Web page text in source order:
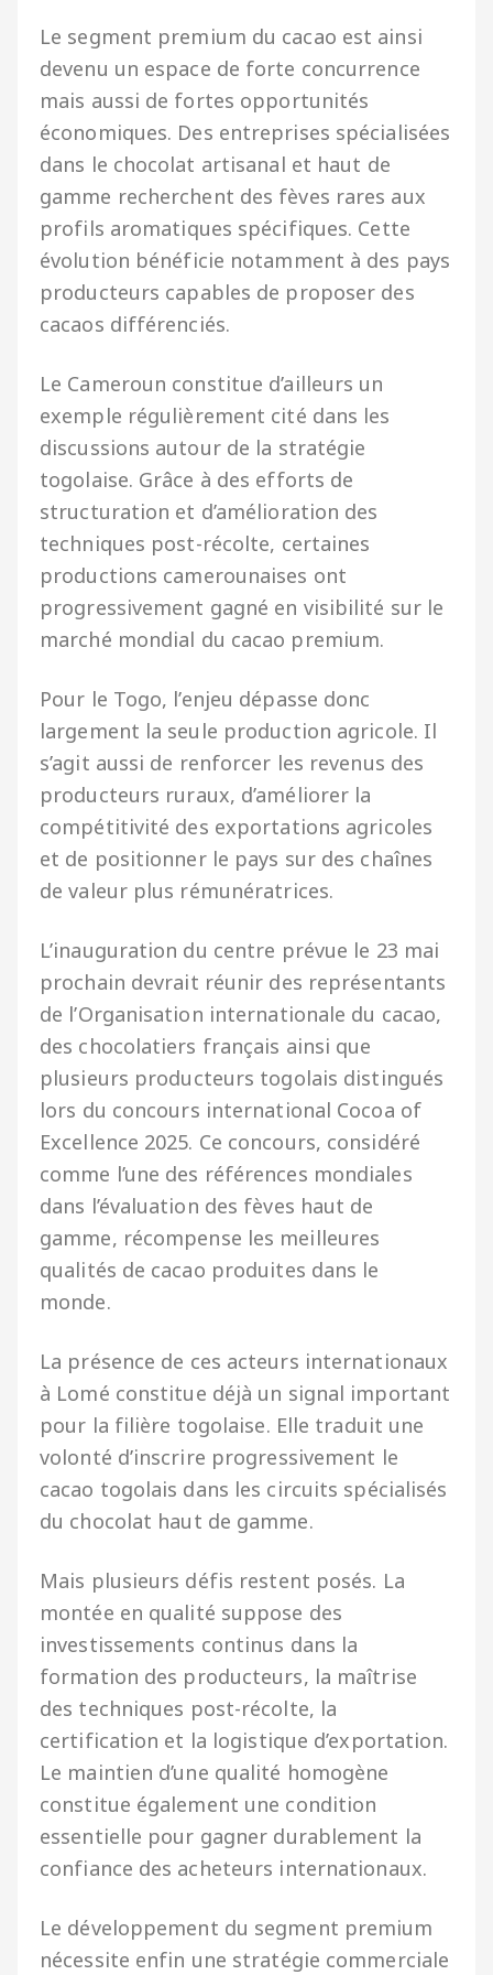
Le segment premium du cacao est ainsi
devenu un espace de forte concurrence
mais aussi de fortes opportunités
économiques. Des entreprises spécialisées
dans le chocolat artisanal et haut de
gamme recherchent des fèves rares aux
profils aromatiques spécifiques. Cette
évolution bénéficie notamment à des pays
producteurs capables de proposer des
cacaos différenciés.
Le Cameroun constitue d’ailleurs un
exemple régulièrement cité dans les
discussions autour de la stratégie
togolaise. Grâce à des efforts de
structuration et d’amélioration des
techniques post-récolte, certaines
productions camerounaises ont
progressivement gagné en visibilité sur le
marché mondial du cacao premium.
Pour le Togo, l’enjeu dépasse donc
largement la seule production agricole. Il
s’agit aussi de renforcer les revenus des
producteurs ruraux, d’améliorer la
compétitivité des exportations agricoles
et de positionner le pays sur des chaînes
de valeur plus rémunératrices.
L’inauguration du centre prévue le 23 mai
prochain devrait réunir des représentants
de l’Organisation internationale du cacao,
des chocolatiers français ainsi que
plusieurs producteurs togolais distingués
lors du concours international Cocoa of
Excellence 2025. Ce concours, considéré
comme l’une des références mondiales
dans l’évaluation des fèves haut de
gamme, récompense les meilleures
qualités de cacao produites dans le
monde.
La présence de ces acteurs internationaux
à Lomé constitue déjà un signal important
pour la filière togolaise. Elle traduit une
volonté d’inscrire progressivement le
cacao togolais dans les circuits spécialisés
du chocolat haut de gamme.
Mais plusieurs défis restent posés. La
montée en qualité suppose des
investissements continus dans la
formation des producteurs, la maîtrise
des techniques post-récolte, la
certification et la logistique d’exportation.
Le maintien d’une qualité homogène
constitue également une condition
essentielle pour gagner durablement la
confiance des acheteurs internationaux.
Le développement du segment premium
nécessite enfin une stratégie commerciale